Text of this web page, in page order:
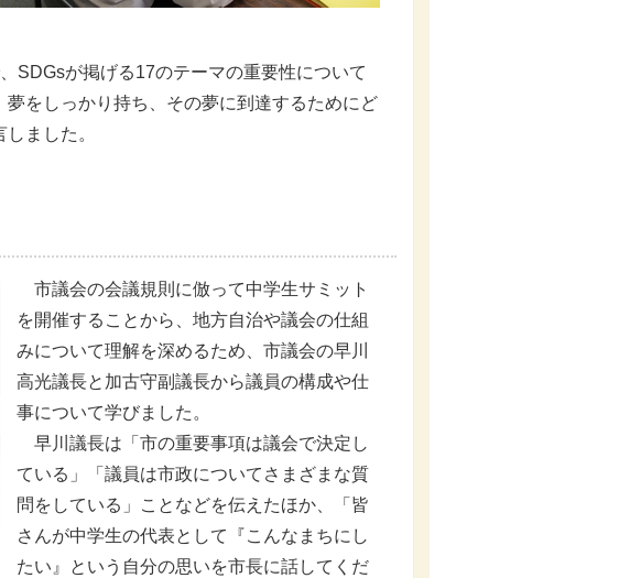
SDGsが掲げる17のテーマの重要性について
をしっかり持ち、その夢に到達するためにど
ました。
市議会の会議規則に倣って中学生サミット
を開催することから、地方自治や議会の仕組
みについて理解を深めるため、市議会の早川
高光議長と加古守副議長から議員の構成や仕
事について学びました。
早川議長は「市の重要事項は議会で決定し
ている」「議員は市政についてさまざまな質
問をしている」ことなどを伝えたほか、「皆
さんが中学生の代表として『こんなまちにし
たい』という自分の思いを市長に話してくだ